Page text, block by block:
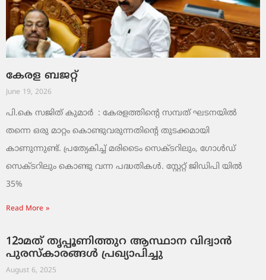
കേരള ബജറ്റ്
June 19, 2026
പി.കെ സജിത് കുമാര്‍ : കേരളത്തിന്റെ സമ്പത് ഘടനയിൽ
തന്നെ ഒരു മാറ്റം കൊണ്ടുവരുന്നതിന്റെ തുടക്കമായി
കാണുന്നുണ്ട്. പ്രത്യേകിച്ച് മരിടൈം സെക്ടറിലും, ഗോൾഡ്
സെക്ടറിലും കൊണ്ടു വന്ന പദ്ധതികൾ. സ്റ്റേറ്റ് ജിഡിപി യിൽ
35%
Read More »
12ാമത് തൃപ്പൂണിത്തുറ ആസ്ഥാന വിദ്വാൻ
പുരസ്‌കാരങ്ങൾ പ്രഖ്യാപിച്ചു
August 6, 2025